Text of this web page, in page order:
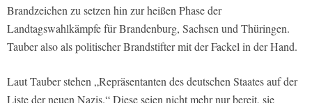
Brandzeichen zu setzen hin zur heißen Phase der
Landtagswahlkämpfe für Brandenburg, Sachsen und Thüringen.
Tauber also als politischer Brandstifter mit der Fackel in der Hand.
Laut Tauber stehen „Repräsentanten des deutschen Staates auf der
Liste der neuen Nazis.“ Diese seien nicht mehr nur bereit, sie